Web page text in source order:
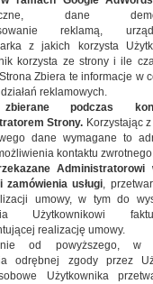
dane
reklamą,
z jakich korzysta
korzysta ze strony i ile
Zbiera te informacje w
reklamowych.
podczas
Strony. Korzystając
dane wymagane to
kontaktu
Administratorowi
zamówienia usługi,
umowy, w tym do
Użytkownikowi
realizację umowy.
od powyższego, w
odrębnej zgody przez
Użytkownika